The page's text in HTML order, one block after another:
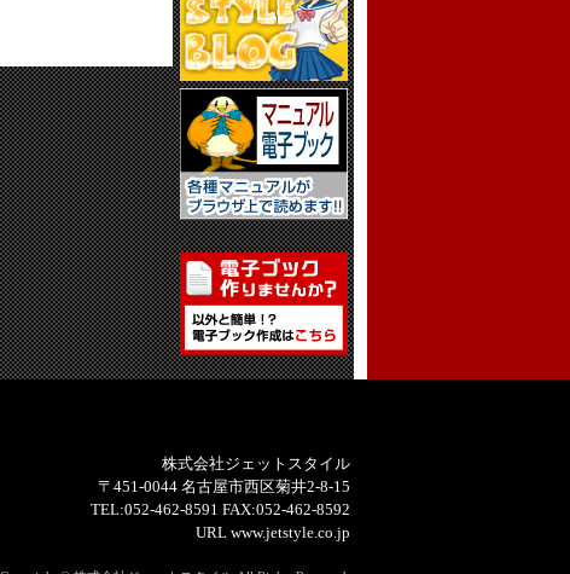
>
株式会社ジェットスタイル
〒451-0044 名古屋市西区菊井2-8-15
TEL:052-462-8591 FAX:052-462-8592
URL www.jetstyle.co.jp